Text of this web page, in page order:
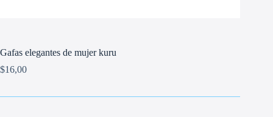
Gafas elegantes de mujer kuru
$16,00